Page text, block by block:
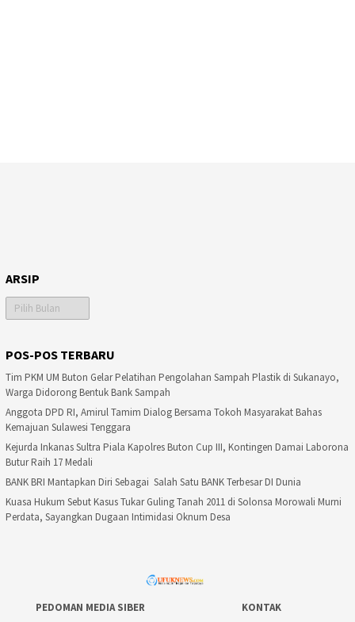
ARSIP
Arsip
POS-POS TERBARU
Tim PKM UM Buton Gelar Pelatihan Pengolahan Sampah Plastik di Sukanayo,
Warga Didorong Bentuk Bank Sampah
Anggota DPD RI, Amirul Tamim Dialog Bersama Tokoh Masyarakat Bahas
Kemajuan Sulawesi Tenggara
Kejurda Inkanas Sultra Piala Kapolres Buton Cup III, Kontingen Damai Laborona
Butur Raih 17 Medali
BANK BRI Mantapkan Diri Sebagai Salah Satu BANK Terbesar DI Dunia
Kuasa Hukum Sebut Kasus Tukar Guling Tanah 2011 di Solonsa Morowali Murni
Perdata, Sayangkan Dugaan Intimidasi Oknum Desa
PEDOMAN MEDIA SIBER
KONTAK